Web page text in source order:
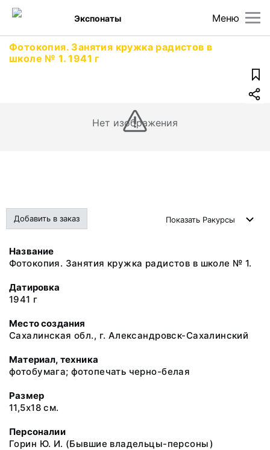
Меню
Экспонаты
Фотокопия. Занятия кружка радистов в
школе № 1. 1941 г
Нет изображения
Добавить в заказ Показать Ракурсы
Название
Фотокопия. Занятия кружка радистов в школе № 1.
Датировка
1941 г
Место создания
Сахалинская обл., г. Александровск-Сахалинский
Материал, техника
фотобумага; фотопечать черно-белая
Размер
11,5х18 см.
Персоналии
Горин Ю. И. (Бывшие владельцы-персоны)